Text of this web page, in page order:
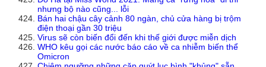
nhưng bộ nào cũng... lỗi
Bán hai chậu cây cảnh 80 ngàn, chủ cửa hàng bị trộm
điện thoại gần 30 triệu
Virus sẽ còn biến đổi đến khi thế giới được miễn dịch
WHO kêu gọi các nước báo cáo về ca nhiễm biến thể
Omicron